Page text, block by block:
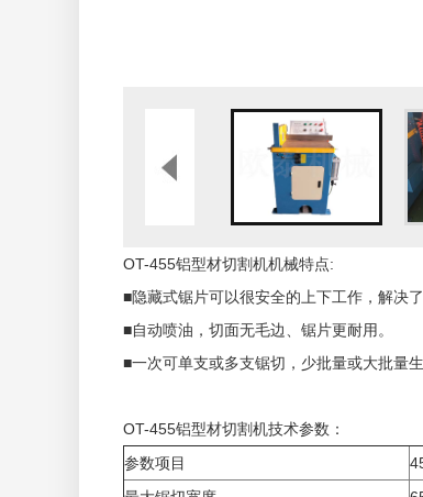
OT-455铝型材切割机机械特点:
■隐藏式锯片可以很安全的上下工作，解决
■自动喷油，切面无毛边、锯片更耐用。
■一次可单支或多支锯切，少批量或大批量生
OT-455铝型材切割机技术参数：
参数项目